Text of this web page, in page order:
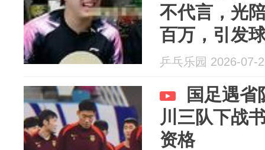
不代言，光
百万，引发
乒乓乐园 2026-07-
国足遇省
川三队下战
资格